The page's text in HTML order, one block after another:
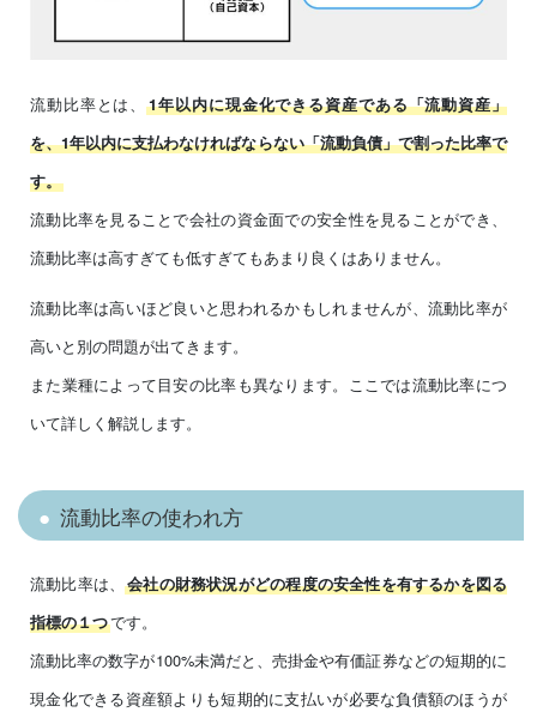
流動比率とは、1年以内に現金化できる資産である「流動資産」
を、1年以内に支払わなければならない「流動負債」で割った比率で
す。
流動比率を見ることで会社の資金面での安全性を見ることができ、
流動比率は高すぎても低すぎてもあまり良くはありません。
流動比率は高いほど良いと思われるかもしれませんが、流動比率が
高いと別の問題が出てきます。
また業種によって目安の比率も異なります。ここでは流動比率につ
いて詳しく解説します。
流動比率の使われ方
流動比率は、会社の財務状況がどの程度の安全性を有するかを図る
指標の１つです。
流動比率の数字が100%未満だと、売掛金や有価証券などの短期的に
現金化できる資産額よりも短期的に支払いが必要な負債額のほうが